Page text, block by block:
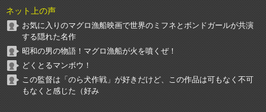
ネット上の声
お気に入りのマグロ漁船映画で世界のミフネとボンドガールが共演
する隠れた名作
昭和の男の物語！マグロ漁船が火を噴くぜ！
どくとるマンボウ！
この監督は「のら犬作戦」が好きだけど、この作品は可もなく不可
もなくと感じた（好み